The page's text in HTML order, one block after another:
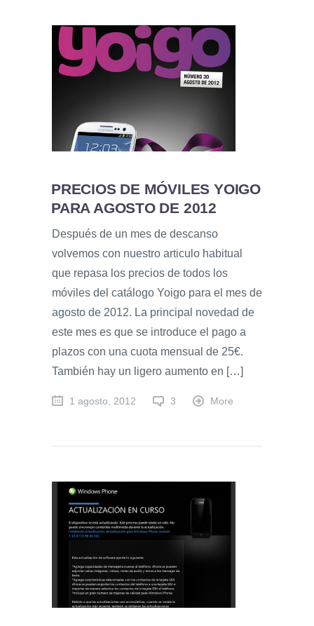
PRECIOS DE MÓVILES YOIGO
PARA AGOSTO DE 2012
Después de un mes de descanso
volvemos con nuestro articulo habitual
que repasa los precios de todos los
móviles del catálogo Yoigo para el mes de
agosto de 2012. La principal novedad de
este mes es que se introduce el pago a
plazos con una cuota mensual de 25€.
También hay un ligero aumento en […]
1 agosto, 2012 3 More